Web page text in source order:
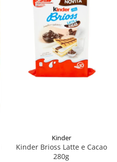
Kinder
Kinder Brioss Latte e Cacao
280g